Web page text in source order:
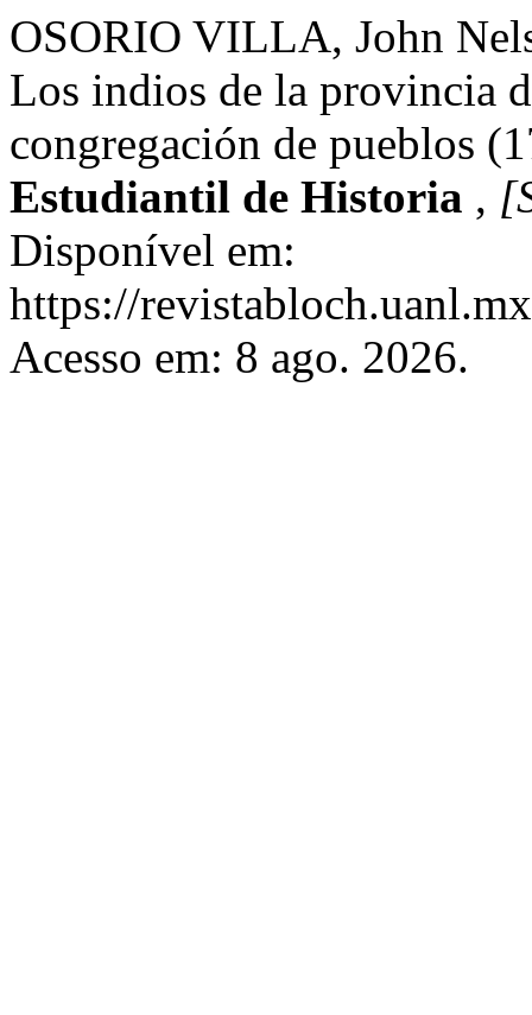
OSORIO VILLA, John
Los indios de la provincia
congregación de pueblos
Estudiantil de Historia ,
Disponível em:
https://
Acesso em: 8 ago. 2026.